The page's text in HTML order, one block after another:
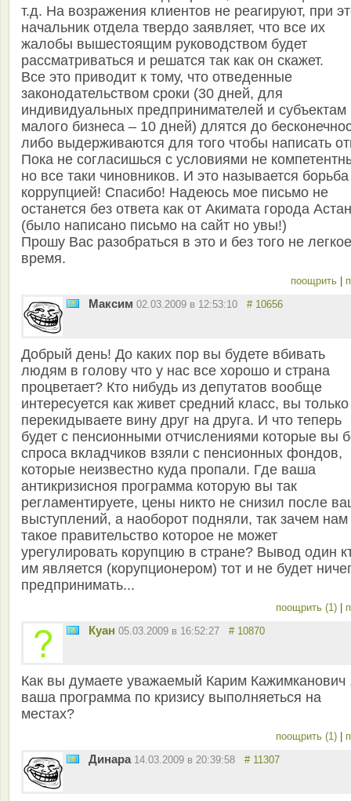
т.д. На возражения клиентов не реагируют, при
начальник отдела твердо заявляет, что все их
жалобы вышестоящим руководством будет
рассматриваться и решатся так как он скажет.
Все это приводит к тому, что отведенные
законодательством сроки (30 дней, для
индивидуальных предпринимателей и субъектам
малого бизнеса – 10 дней) длятся до
либо выдерживаются для того чтобы написать
Пока не согласишься с условиями не
но все таки чиновников. И это называется борьба
коррупцией! Спасибо! Надеюсь мое письмо не
останется без ответа как от Акимата города
(было написано письмо на сайт но увы!)
Прошу Вас разобраться в это и без того не легкое
время.
поощрить
Максим 02.03.2009 в 12:53:10 # 10656
Добрый день! До каких пор вы будете вбивать
людям в голову что у нас все хорошо и страна
процветает? Кто нибудь из депутатов вообще
интересуется как живет средний класс, вы только
перекидываете вину друг на друга. И что теперь
будет с пенсионными отчислениями которые вы
спроса вкладчиков взяли с пенсионных фондов,
которые неизвестно куда пропали. Где ваша
антикризисноя программа которую вы так
регламентируете, цены никто не снизил после
выступлений, а наоборот подняли, так зачем нам
такое правительство которое не может
урегулировать корупцию в стране? Вывод один
им является (корупционером) тот и не будет
предпринимать...
поощрить (1)
Куан 05.03.2009 в 16:52:27 # 10870
Как вы думаете уважаемый Карим Кажимканович
ваша программа по кризису выполняеться на
местах?
поощрить (1)
Динара 14.03.2009 в 20:39:58 # 11307